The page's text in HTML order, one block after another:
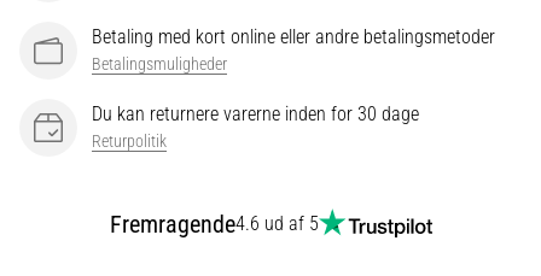
Betaling med kort online eller andre betalingsmetoder
Betalingsmuligheder
Du kan returnere varerne inden for 30 dage
Returpolitik
Fremragende4.6 ud af 5